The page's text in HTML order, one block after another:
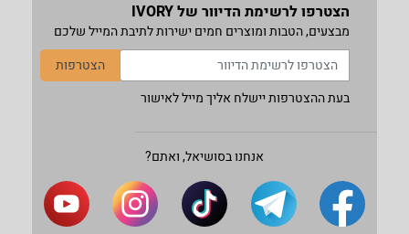
הצטרפו לרשימת הדיוור של IVORY
מבצעים, הטבות ומוצרים חמים ישירות לתיבת המייל שלכם
הצטרפות
בעת ההצטרפות יישלח אליך מייל לאישור
אנחנו בסושיאל, ואתם?